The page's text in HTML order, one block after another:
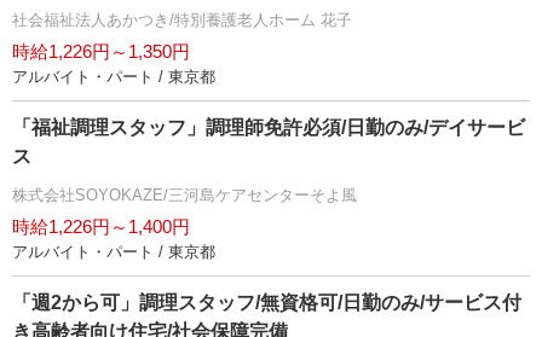
社会福祉法人あかつき/特別養護老人ホーム 花子
時給1,226円～1,350円
アルバイト・パート / 東京都
「福祉調理スタッフ」調理師免許必須/日勤のみ/デイサービ
ス
株式会社SOYOKAZE/三河島ケアセンターそよ風
時給1,226円～1,400円
アルバイト・パート / 東京都
「週2から可」調理スタッフ/無資格可/日勤のみ/サービス付
き高齢者向け住宅/社会保障完備